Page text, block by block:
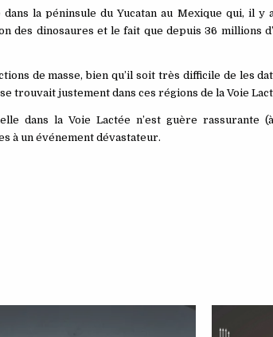
la péninsule du Yucatan au Mexique qui, il y
des dinosaures et le fait que depuis 36 millions
de masse, bien qu’il soit très difficile de les
trouvait justement dans ces régions de la Voie
dans la Voie Lactée n’est guère rassurante
à un événement dévastateur.